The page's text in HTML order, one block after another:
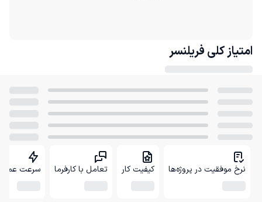
امتیاز کلی فریلنسر
نرخ موفقیت در پروژه‌ها کیفیت کار تعامل با کارفرما سرعت عمل